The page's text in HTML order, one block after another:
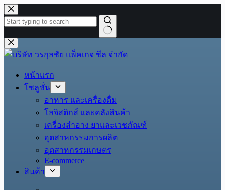
Skip
to
content
No
results
หน้าแรก
โซลูชั่น
อาหาร และเครื่องดื่ม
โลจิสติกส์ และคลังสินค้า
เครื่องสำอาง ยาและเวชภัณฑ์
อุตสาหกรรมการผลิต
อุตสาหกรรมเกษตร
E-commerce
สินค้า